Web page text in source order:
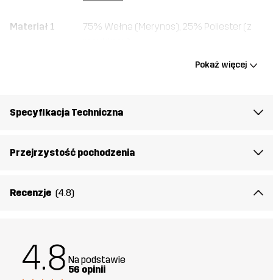
Materiał 1
75% Wełna (Merynos), 25% Poliester (z
Stworzone do UNIWERSALNY
artykułu
Pokaż więcej
Specyfikacja Techniczna
Przejrzystość pochodzenia
Recenzje (4.8)
4.8 Na podstawie
56 opinii